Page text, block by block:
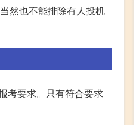
然也不能排除有人投机
考要求。只有符合要求